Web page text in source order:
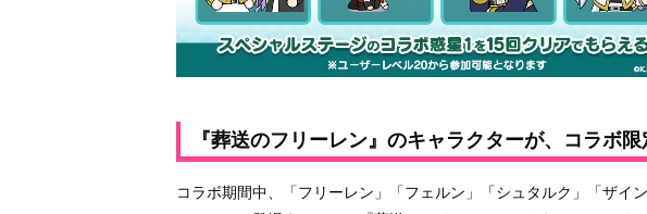
『葬送のフリーレン』のキャラクターが、コラボ
コラボ期間中、「フリーレン」「フェルン」「シュタルク」「ザイ